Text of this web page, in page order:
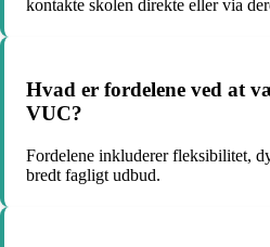
kontakte skolen direkte eller via
Hvad er fordelene ved at
VUC?
Fordelene inkluderer fleksibilitet,
bredt fagligt udbud.